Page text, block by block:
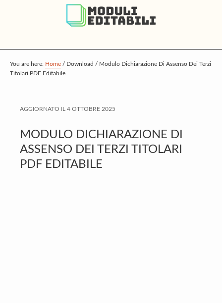
p
t
a
n
c
o
p
t
r
m
a
r
p
t
o
t
e
r
You are here: Home / Download / Modulo Dichiarazione Di Assenso Dei Terzi
Titolari PDF Editabile
AGGIORNATO IL 4 OTTOBRE 2025
MODULO DICHIARAZIONE DI
ASSENSO DEI TERZI TITOLARI
PDF EDITABILE